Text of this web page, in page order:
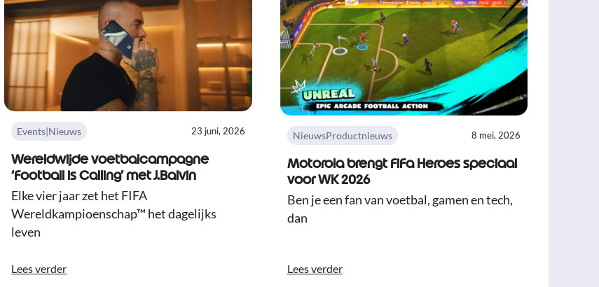
Events|Nieuws 23 juni, 2026
Wereldwijde voetbalcampagne
‘Football is Calling’ met J.Balvin
Elke vier jaar zet het FIFA
Wereldkampioenschap™ het dagelijks
leven
Lees verder
NieuwsProductnieuws 8 mei, 2026
Motorola brengt FiFa Heroes speciaal
voor WK 2026
Ben je een fan van voetbal, gamen en tech,
dan
Lees verder